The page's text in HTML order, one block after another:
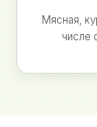
Мясная,
числе